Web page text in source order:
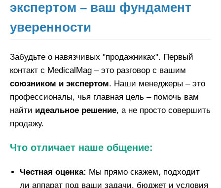
экспертом – ваш фундамент
уверенности
Забудьте о навязчивых "продажниках". Первый
контакт с MedicalMag – это разговор с вашим
союзником и экспертом. Наши менеджеры – это
профессионалы, чья главная цель – помочь вам
найти идеальное решение, а не просто совершить
продажу.
Что отличает наше общение:
Честная оценка: Мы прямо скажем, подходит
ли аппарат под ваши задачи, бюджет и условия